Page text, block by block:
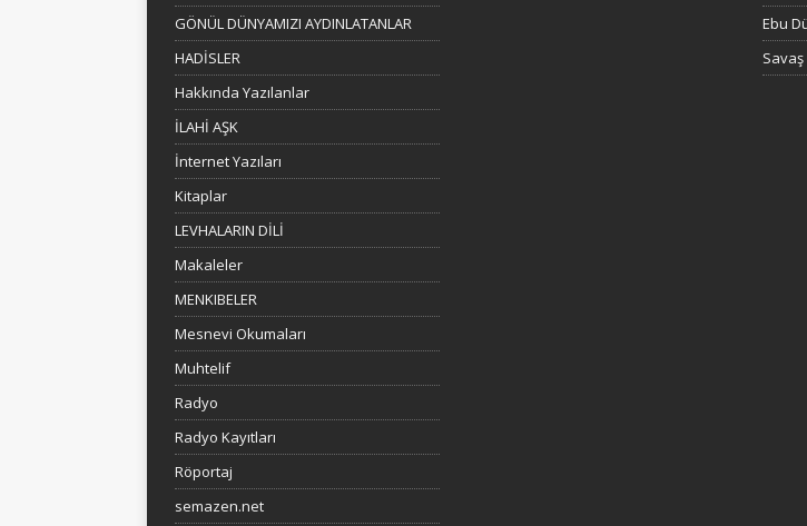
GÖNÜL DÜNYAMIZI AYDINLATANLAR
HADİSLER
Hakkında Yazılanlar
İLAHİ AŞK
İnternet Yazıları
Kitaplar
LEVHALARIN DİLİ
Makaleler
MENKIBELER
Mesnevi Okumaları
Muhtelif
Radyo
Radyo Kayıtları
Röportaj
semazen.net
Ebu